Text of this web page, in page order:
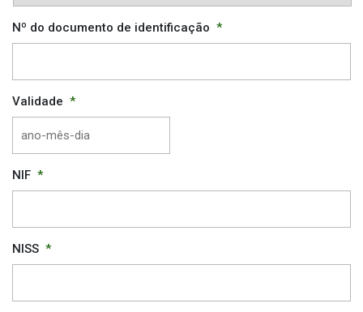
Nº do documento de identificação *
Validade *
traço
MM
DD
NIF *
NISS *